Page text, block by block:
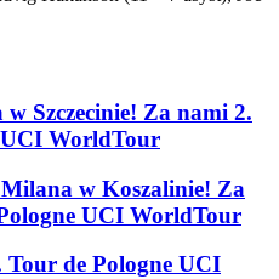
Szczecinie! Za nami 2.
UCI WorldTour
w Koszalinie! Za
UCI WorldTour
Tour de Pologne UCI